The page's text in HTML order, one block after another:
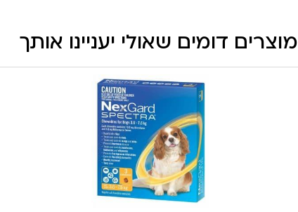
מוצרים דומים שאולי יעניינו אותך